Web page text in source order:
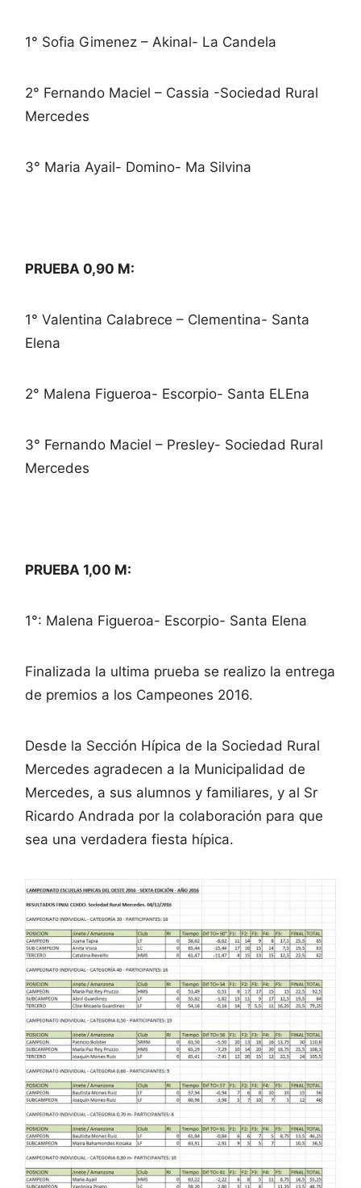
1° Sofia Gimenez – Akinal- La Candela
2° Fernando Maciel – Cassia -Sociedad Rural
Mercedes
3° Maria Ayail- Domino- Ma Silvina
PRUEBA 0,90 M:
1° Valentina Calabrece – Clementina- Santa
Elena
2° Malena Figueroa- Escorpio- Santa ELEna
3° Fernando Maciel – Presley- Sociedad Rural
Mercedes
PRUEBA 1,00 M:
1°: Malena Figueroa- Escorpio- Santa Elena
Finalizada la ultima prueba se realizo la entrega
de premios a los Campeones 2016.
Desde la Sección Hípica de la Sociedad Rural
Mercedes agradecen a la Municipalidad de
Mercedes, a sus alumnos y familiares, y al Sr
Ricardo Andrada por la colaboración para que
sea una verdadera fiesta hípica.